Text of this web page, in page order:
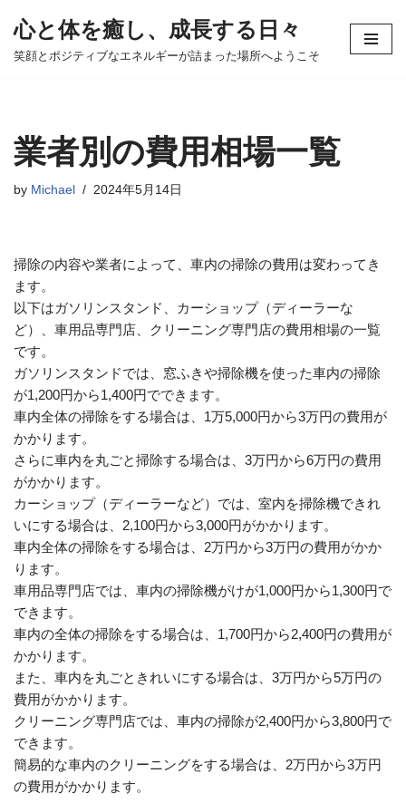
コ
ツ
へ
キ
心と体を癒し、成長する日々
笑顔とポジティブなエネルギーが詰まった場所へようこそ
業者別の費用相場一覧
by Michael 2024年5月14日
掃除の内容や業者によって、車内の掃除の費用は変わってき
ます。
以下はガソリンスタンド、カーショップ（ディーラーな
ど）、車用品専門店、クリーニング専門店の費用相場の一覧
です。
ガソリンスタンドでは、窓ふきや掃除機を使った車内の掃除
が1,200円から1,400円でできます。
車内全体の掃除をする場合は、1万5,000円から3万円の費用が
かかります。
さらに車内を丸ごと掃除する場合は、3万円から6万円の費用
がかかります。
カーショップ（ディーラーなど）では、室内を掃除機できれ
いにする場合は、2,100円から3,000円がかかります。
車内全体の掃除をする場合は、2万円から3万円の費用がかか
ります。
車用品専門店では、車内の掃除機がけが1,000円から1,300円で
できます。
車内の全体の掃除をする場合は、1,700円から2,400円の費用が
かかります。
また、車内を丸ごときれいにする場合は、3万円から5万円の
費用がかかります。
クリーニング専門店では、車内の掃除が2,400円から3,800円で
できます。
簡易的な車内のクリーニングをする場合は、2万円から3万円
の費用がかかります。